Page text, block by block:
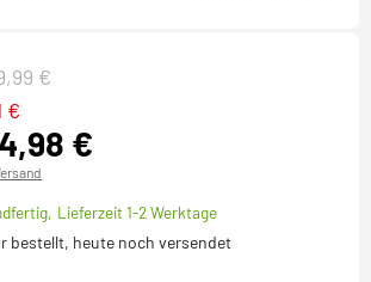
€
€
€
Lieferzeit 1-2 Werktage
bestellt, heute noch versendet